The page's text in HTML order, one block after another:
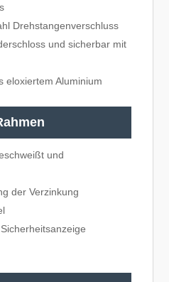
Drehstangenverschluss
und sicherbar mit
eloxiertem Aluminium
und
der Verzinkung